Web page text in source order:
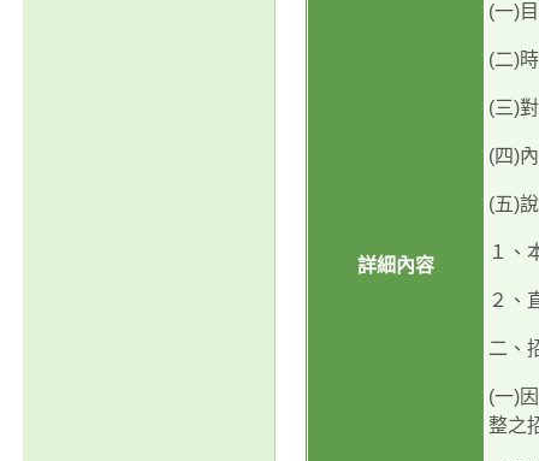
詳細內容
(一)
(二)
(三)
(四)
(五)
１、
２、
二、
(一)
整之